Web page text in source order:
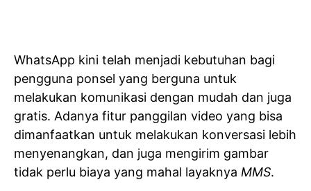
WhatsApp kini telah menjadi kebutuhan bagi
pengguna ponsel yang berguna untuk
melakukan komunikasi dengan mudah dan juga
gratis. Adanya fitur panggilan video yang bisa
dimanfaatkan untuk melakukan konversasi lebih
menyenangkan, dan juga mengirim gambar
tidak perlu biaya yang mahal layaknya MMS.